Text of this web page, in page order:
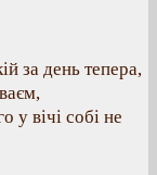
за день тепера,
у вічі собі не